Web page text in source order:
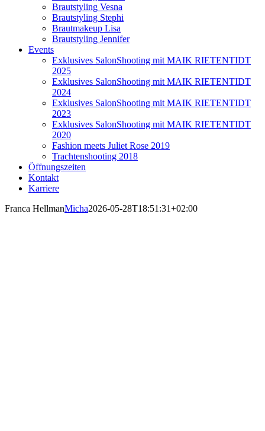
Brautstyling Vesna
Brautstyling Stephi
Brautmakeup Lisa
Brautstyling Jennifer
Events
Exklusives SalonShooting mit MAIK RIETENTIDT
2025
Exklusives SalonShooting mit MAIK RIETENTIDT
2024
Exklusives SalonShooting mit MAIK RIETENTIDT
2023
Exklusives SalonShooting mit MAIK RIETENTIDT
2020
Fashion meets Juliet Rose 2019
Trachtenshooting 2018
Öffnungszeiten
Kontakt
Karriere
Franca HellmanMicha2026-05-28T18:51:31+02:00